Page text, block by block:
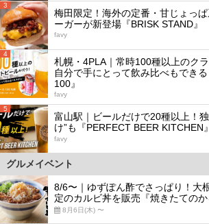
3
梅田限定！海外の定番・甘じょっ
ーガーが新登場『BRISK STAND』
favy
4
札幌・4PLA｜常時100種以上のク
自分で手にとって飲み比べもでき
100』
favy
5
富山駅｜ビールだけで20種以上！
け”も『PERFECT BEER KITCHEN』
favy
グルメイベント
8/6〜｜ゆずぽん酢でさっぱり！大
定のカルビ丼を販売『焼きたてのか
8月6日(木) 〜